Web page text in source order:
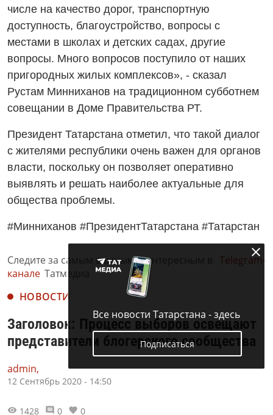
числе на качество дорог, транспортную
доступность, благоустройство, вопросы с
местами в школах и детских садах, другие
вопросы. Много вопросов поступило от наших
пригородных жилых комплексов», - сказал
Рустам Минниханов на традиционном субботнем
совещании в Доме Правительства РТ.
Президент Татарстана отметил, что такой диалог
с жителями республики очень важен для органов
власти, поскольку он позволяет оперативно
выявлять и решать наиболее актуальные для
общества проблемы.
#Минниханов #ПрезидентТатарстана #Татарстан
Следите за самым важным и интересным в
Telegram-
канале Татмедиа
НОВОСТИ
Заголовок: Процесс выборов освещают
представители блогерского сообщества
admin,
12 Сентябрь 2020 - 14:50
1428 0 0
Все новости Татарстана - здесь
Подписаться